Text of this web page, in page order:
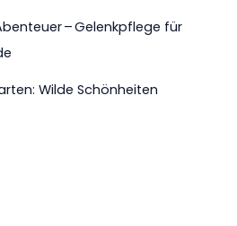
– Gelenkpflege für
Wilde Schönheiten